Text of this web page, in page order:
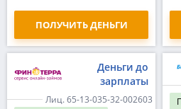
ПОЛУЧИТЬ ДЕНЬГИ
Деньги до
зарплаты
Лиц. 65-13-035-32-002603